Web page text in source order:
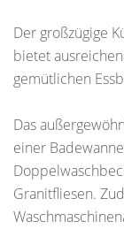
Der großzügige
bietet
gemütlichen
Das
einer
Granitfliesen.